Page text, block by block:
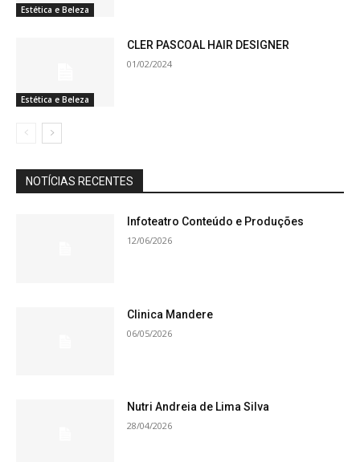
Estética e Beleza
Estética e Beleza
CLER PASCOAL HAIR DESIGNER
01/02/2024
NOTÍCIAS RECENTES
Infoteatro Conteúdo e Produções
12/06/2026
Clinica Mandere
06/05/2026
Nutri Andreia de Lima Silva
28/04/2026